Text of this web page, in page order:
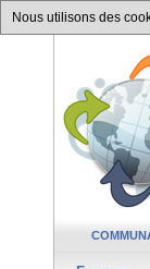
Nous utilisons des